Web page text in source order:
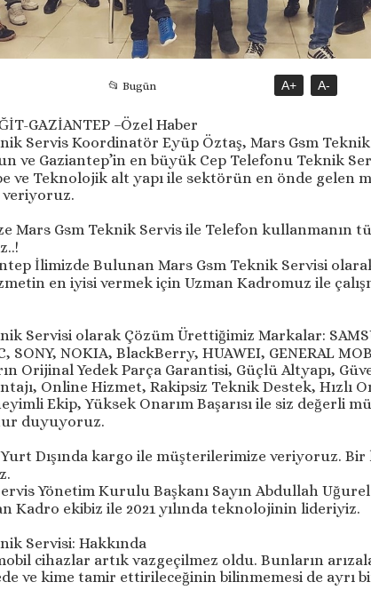
📂 Bugün A+ A-
GAZİANTEP –Özel Haber
Servis Koordinatör Eyüp Öztaş, Mars Gsm
ve Gaziantep’in en büyük Cep Telefonu Teknik
ve Teknolojik alt yapı ile sektörün en önde gelen
veriyoruz.
Mars Gsm Teknik Servis ile Telefon kullanmanın
İlimizde Bulunan Mars Gsm Teknik Servisi
en iyisi vermek için Uzman Kadromuz ile
Servisi olarak Çözüm Ürettiğimiz Markalar:
SONY, NOKIA, BlackBerry, HUAWEI, GENERAL
Orijinal Yedek Parça Garantisi, Güçlü Altyapı,
Online Hizmet, Rakipsiz Teknik Destek, Hızlı
Ekip, Yüksek Onarım Başarısı ile siz değerli
duyuyoruz.
Dışında kargo ile müşterilerimize veriyoruz.
Yönetim Kurulu Başkanı Sayın Abdullah Uğurel
Kadro ekibiz ile 2021 yılında teknolojinin lideriyiz.
Servisi: Hakkında
cihazlar artık vazgeçilmez oldu. Bunların
ve kime tamir ettirileceğinin bilinmemesi de ayrı